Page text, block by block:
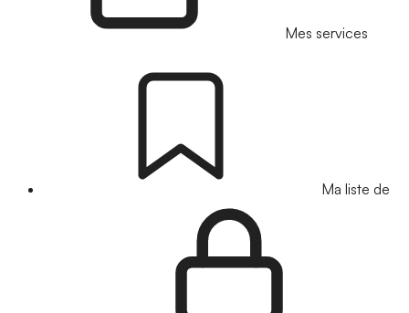
Mes services
Ma liste de